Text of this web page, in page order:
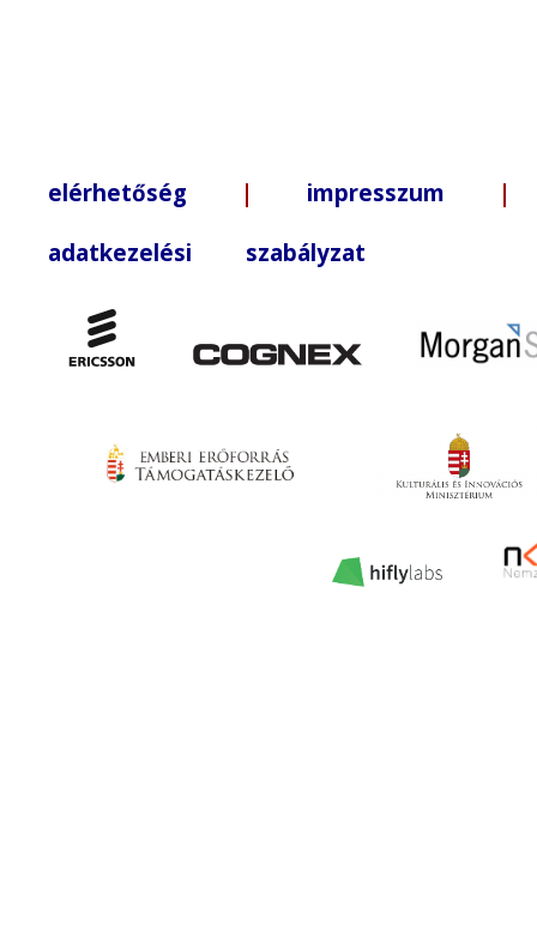
elérhetőség | impresszum |
adatkezelési szabályzat